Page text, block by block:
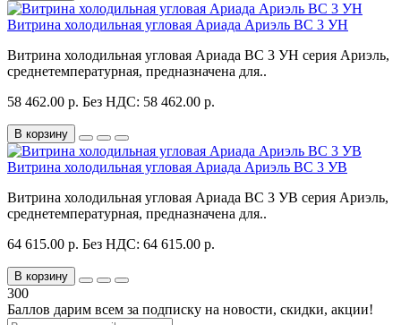
Витрина холодильная угловая Ариада Ариэль ВС 3 УН
Витрина холодильная угловая Ариада ВС 3 УН серия Ариэль,
среднетемпературная, предназначена для..
58 462.00 р. Без НДС: 58 462.00 р.
В корзину
Витрина холодильная угловая Ариада Ариэль ВС 3 УВ
Витрина холодильная угловая Ариада ВС 3 УВ серия Ариэль,
среднетемпературная, предназначена для..
64 615.00 р. Без НДС: 64 615.00 р.
В корзину
300
Баллов дарим всем за подписку на новости, скидки, акции!